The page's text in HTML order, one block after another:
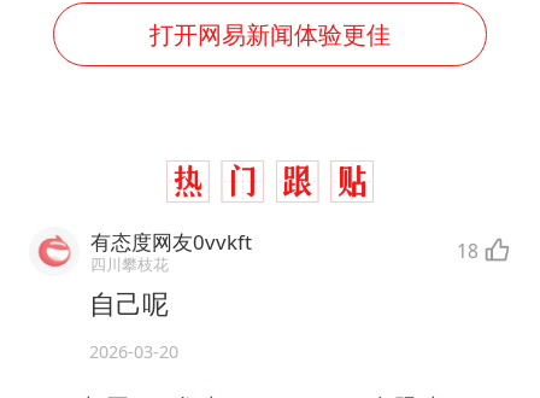
打开网易新闻体验更佳
有态度网友0vvkft
四川攀枝花 18
自己呢
2026-03-20